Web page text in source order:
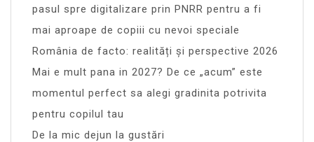
pasul spre digitalizare prin PNRR pentru a fi
mai aproape de copiii cu nevoi speciale
România de facto: realități și perspective 2026
Mai e mult pana in 2027? De ce „acum” este
momentul perfect sa alegi gradinita potrivita
pentru copilul tau
De la mic dejun la gustări